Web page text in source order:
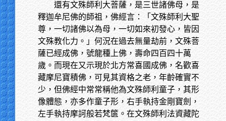
還有文殊師利大菩薩，是三世諸佛母，是
釋迦牟尼佛的師祖，佛經言：「文殊師利大聖
尊，一切諸佛以為母，一切如來初發心，皆因
文殊教化力。」何況在過去無量劫前，文殊菩
薩已經成佛，號龍種上佛，壽命四百四十萬
歲。而現在又示現於北方常喜國成佛，名歡喜
藏摩尼寶積佛，可見其資格之老，年齡確實不
少，但佛經中常常稱他為文殊師利童子，其形
像體態，亦多作童子形，右手執持金剛寶劍，
左手執持摩訶般若梵篋。在文殊師利法資藏陀